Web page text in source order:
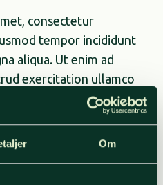
Om
consectetur
tempor incididunt
aliqua. Ut enim ad
exercitation ullamco
commodo consequat.
in voluptate
fugiat nulla pariatur.